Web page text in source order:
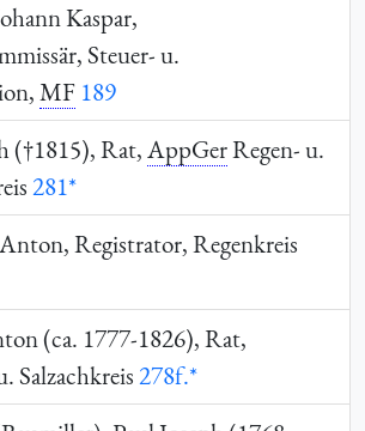
Kaspar,
Steuer- u.
MF 189
(†1815), Rat,AppGerRegen- u.
281*
Registrator, Regenkreis
(ca. 1777-1826), Rat,
Salzachkreis278f.*